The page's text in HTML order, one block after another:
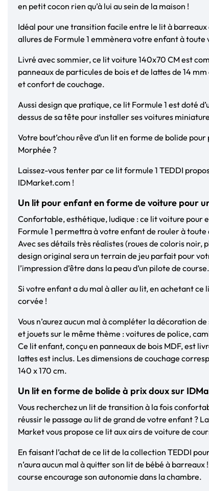
en petit cocon rien qu’à lui au sein de la maison !
Idéal pour une transition facile entre le lit à
allures de Formule 1 emmènera votre enfant à toute
Livré avec sommier, ce lit voiture 140x70 CM est
panneaux de particules de bois et de lattes de 14
et confort de couchage.
Aussi design que pratique, ce lit Formule 1 est doté
dessus de sa tête pour installer ses voitures
Votre bout’chou rêve d’un lit en forme de bolide
Morphée ?
Laissez-vous tenter par ce lit formule 1 TEDDI
IDMarket.com !
Un lit pour enfant en forme de voiture pour
Confortable, esthétique, ludique : ce lit voiture pour
Formule 1 permettra à votre enfant de rouler à toute
Avec ses détails très réalistes (roues de coloris noir,
design original sera un terrain de jeu parfait pour
l’impression d’être dans la peau d’un pilote de course.
Si votre enfant a du mal à aller au lit, en achetant ce
corvée !
Vous n’aurez aucun mal à compléter la décoration
et jouets sur le même thème : voitures de police,
Ce lit enfant, conçu en panneaux de bois MDF, est
lattes est inclus. Les dimensions de couchage
140 x 170 cm.
Un lit en forme de bolide à prix doux sur
Vous recherchez un lit de transition à la fois
réussir le passage au lit de grand de votre enfant ?
Market vous propose ce lit aux airs de voiture de
En faisant l’achat de ce lit de la collection TEDDI
n’aura aucun mal à quitter son lit de bébé à
course encourage son autonomie dans la chambre.